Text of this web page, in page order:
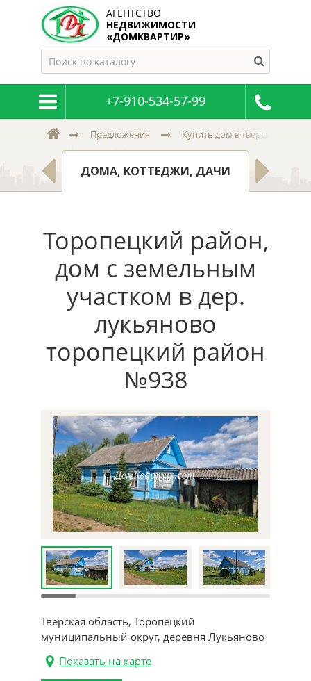
АГЕНТСТВО
НЕДВИЖИМОСТИ
«ДОМКВАРТИР»
+7-910-534-57-99
Предложения Купить дом в тверской и
ДОМА, КОТТЕДЖИ, ДАЧИ
Торопецкий район,
дом с земельным
участком в дер.
лукьяново
торопецкий район
№938
Тверская область, Торопецкий
муниципальный округ, деревня Лукьяново
Показать на карте